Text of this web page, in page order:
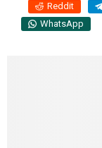
Reddit
WhatsApp